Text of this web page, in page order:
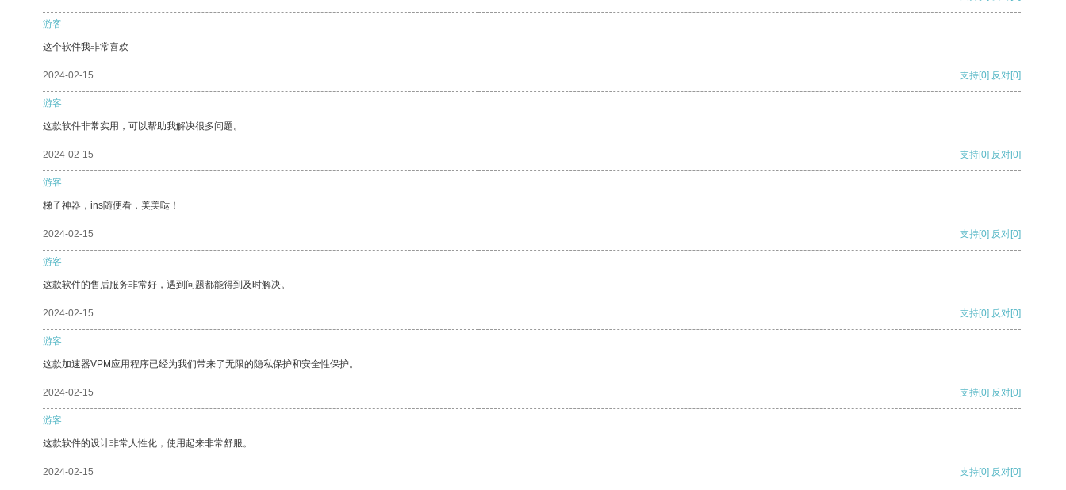
游客
这个软件我非常喜欢
2024-02-15 支持[0] 反对[0]
游客
这款软件非常实用，可以帮助我解决很多问题。
2024-02-15 支持[0] 反对[0]
游客
梯子神器，ins随便看，美美哒！
2024-02-15 支持[0] 反对[0]
游客
这款软件的售后服务非常好，遇到问题都能得到及时解决。
2024-02-15 支持[0] 反对[0]
游客
这款加速器VPM应用程序已经为我们带来了无限的隐私保护和安全性保护。
2024-02-15 支持[0] 反对[0]
游客
这款软件的设计非常人性化，使用起来非常舒服。
2024-02-15 支持[0] 反对[0]